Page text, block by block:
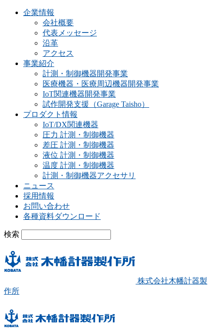
企業情報
会社概要
代表メッセージ
沿革
アクセス
事業紹介
計測・制御機器開発事業
医療機器・医療周辺機器開発事業
IoT関連機器開発事業
試作開発支援（Garage Taisho）
プロダクト情報
IoT/DX関連機器
圧力 計測・制御機器
差圧 計測・制御機器
液位 計測・制御機器
温度 計測・制御機器
計測・制御機器アクセサリ
ニュース
採用情報
お問い合わせ
各種資料ダウンロード
検索
株式会社木幡計器製
作所